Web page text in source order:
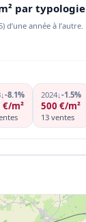
par typologie
d’une année à l’autre.
↓ -8.1%
€/m²
2024↓-1.5%
500 €/m²
13 ventes